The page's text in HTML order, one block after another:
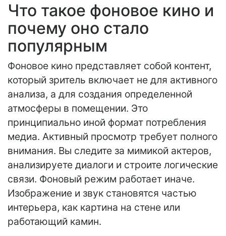
Что такое фоновое кино и
почему оно стало
популярным
Фоновое кино представляет собой контент,
который зритель включает не для активного
анализа, а для создания определенной
атмосферы в помещении. Это
принципиально иной формат потребления
медиа. Активный просмотр требует полного
внимания. Вы следите за мимикой актеров,
анализируете диалоги и строите логические
связи. Фоновый режим работает иначе.
Изображение и звук становятся частью
интерьера, как картина на стене или
работающий камин.